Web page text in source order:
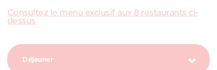
Consultez le menu exclusif aux 8 restaurants ci-
dessus
Déjeuner